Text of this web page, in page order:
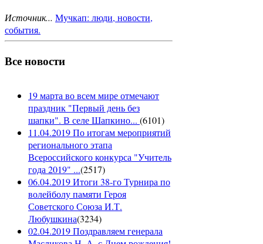
Источник... Мучкап: люди, новости,
события.
Все новости
19 марта во всем мире отмечают
праздник "Первый день без
шапки". В селе Шапкино... (6101)
11.04.2019 По итогам мероприятий
регионального этапа
Всероссийского конкурса "Учитель
года 2019" ...(2517)
06.04.2019 Итоги 38-го Турнира по
волейболу памяти Героя
Советского Союза И.Т.
Любушкина(3234)
02.04.2019 Поздравляем генерала